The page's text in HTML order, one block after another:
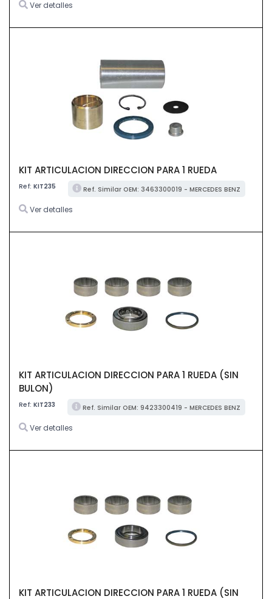
Ver detalles
KIT ARTICULACION DIRECCION PARA 1 RUEDA
Ref: KIT235 Ref. Similar OEM: 3463300019 - MERCEDES BENZ
Ver detalles
KIT ARTICULACION DIRECCION PARA 1 RUEDA (SIN
BULON)
Ref: KIT233 Ref. Similar OEM: 9423300419 - MERCEDES BENZ
Ver detalles
KIT ARTICULACION DIRECCION PARA 1 RUEDA (SIN